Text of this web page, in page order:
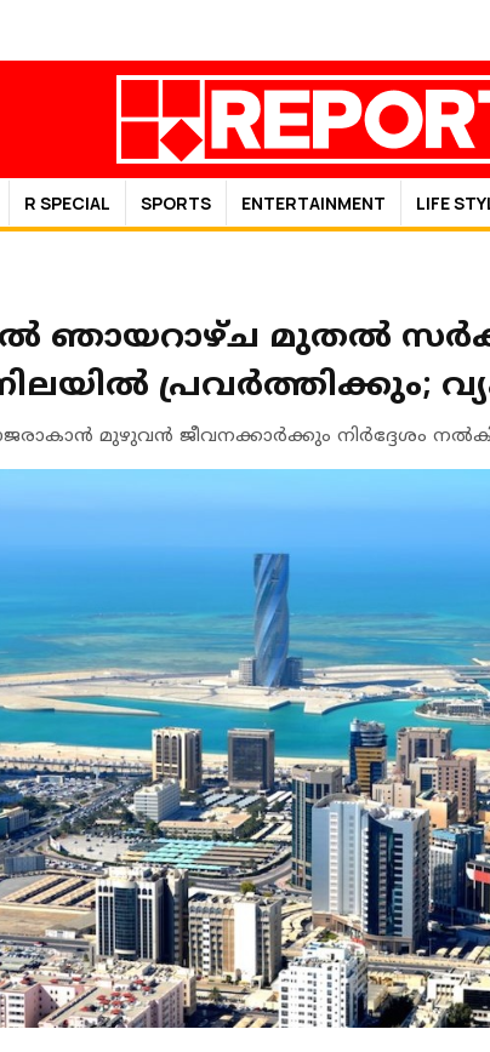
R SPECIAL SPORTS ENTERTAINMENT LIFE
ഞായറാഴ്ച മുതൽ
പ്രവർത്തിക്കും;
മുഴുവന്‍ ജീവനക്കാര്‍ക്കും നിര്‍ദ്ദേശം